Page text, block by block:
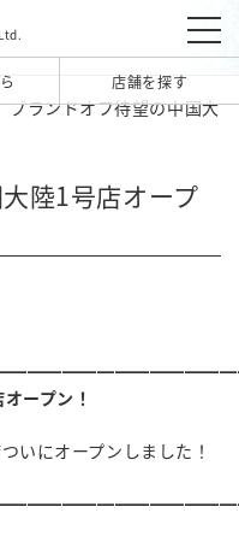
店舗を探す
ブランドオフ待望の中国大
陸1号店オープ
ープン！
いにオープンしました！